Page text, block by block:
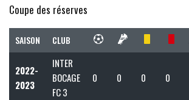
Coupe des réserves
SAISON CLUB
2022-
2023
INTER
BOCAGE
FC 3
0 0 0 0